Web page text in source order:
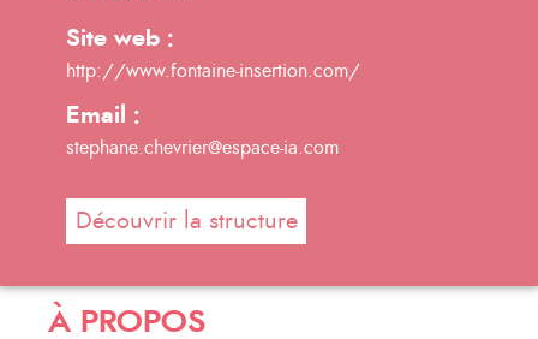
Site web :
http://www.fontaine-insertion.com/
Email :
stephane.chevrier@espace-ia.com
Découvrir la structure
À PROPOS